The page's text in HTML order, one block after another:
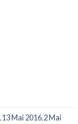
,13 Mai 2016,2 Mai